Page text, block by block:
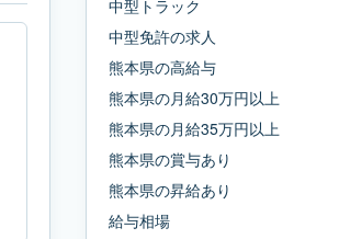
中型トラック
中型免許の求人
熊本県の高給与
熊本県の月給30万円以上
熊本県の月給35万円以上
熊本県の賞与あり
熊本県の昇給あり
給与相場